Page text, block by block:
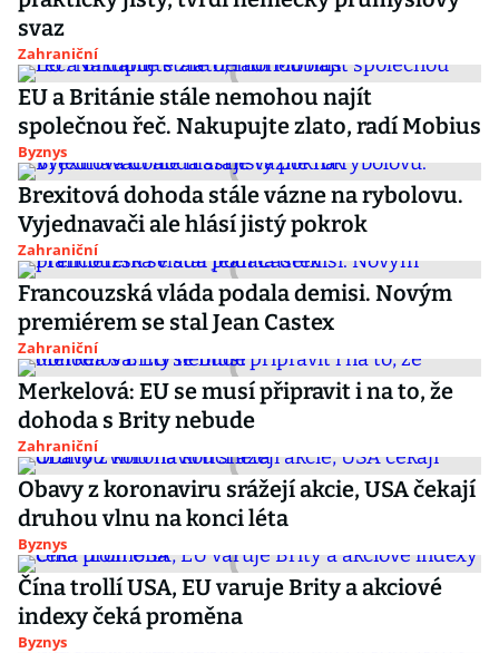
svaz
Zahraniční
EU a Británie stále nemohou najít
společnou řeč. Nakupujte zlato, radí Mobius
Byznys
Brexitová dohoda stále vázne na rybolovu.
Vyjednavači ale hlásí jistý pokrok
Zahraniční
Francouzská vláda podala demisi. Novým
premiérem se stal Jean Castex
Zahraniční
Merkelová: EU se musí připravit i na to, že
dohoda s Brity nebude
Zahraniční
Obavy z koronaviru srážejí akcie, USA čekají
druhou vlnu na konci léta
Byznys
Čína trollí USA, EU varuje Brity a akciové
indexy čeká proměna
Byznys